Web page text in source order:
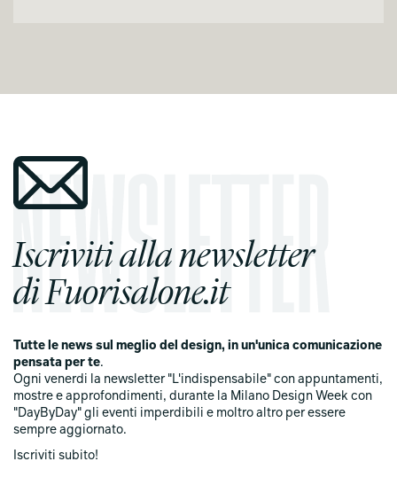
Iscriviti alla newsletter
di Fuorisalone.it
Tutte le news sul meglio del design, in un'unica comunicazione
pensata per te.
Ogni venerdi la newsletter "L'indispensabile" con appuntamenti,
mostre e approfondimenti, durante la Milano Design Week con
"DayByDay" gli eventi imperdibili e moltro altro per essere
sempre aggiornato.
Iscriviti subito!